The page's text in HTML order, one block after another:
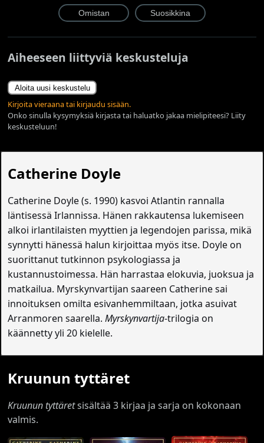
Aiheeseen liittyviä keskusteluja
Aloita uusi keskustelu
Kirjoita vieraana tai kirjaudu sisään.
Onko sinulla kysymyksiä kirjasta tai haluatko jakaa mielipiteesi? Liity
keskusteluun!
Catherine Doyle
Catherine Doyle (s. 1990) kasvoi Atlantin rannalla
läntisessä Irlannissa. Hänen rakkautensa lukemiseen
alkoi irlantilaisten myyttien ja legendojen parissa, mikä
synnytti hänessä halun kirjoittaa myös itse. Doyle on
suorittanut tutkinnon psykologiassa ja
kustannustoimessa. Hän harrastaa elokuvia, juoksua ja
matkailua. Myrskynvartijan saareen Catherine sai
innoituksen omilta esivanhemmiltaan, jotka asuivat
Arranmoren saarella.Myrskynvartija-trilogia on
käännetty yli 20 kielelle.
Kruunun tyttäret
Kruunun tyttäretsisältää 3 kirjaa ja sarja on kokonaan
valmis.